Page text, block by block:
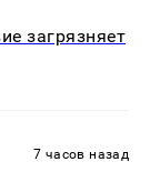
загрязняет
7 часов назад